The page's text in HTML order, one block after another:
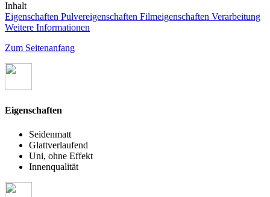
Inhalt
Eigenschaften Pulvereigenschaften Filmeigenschaften Verarbeitung
Weitere Informationen
Zum Seitenanfang
Eigenschaften
Seidenmatt
Glattverlaufend
Uni, ohne Effekt
Innenqualität